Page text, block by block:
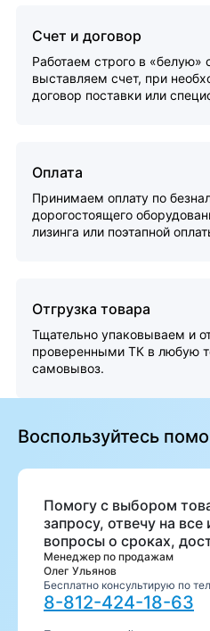
Счет и договор
Работаем строго в
выставляем счет, при
договор поставки или
Оплата
Принимаем оплату по
дорогостоящего
лизинга или поэтапной
Отгрузка товара
Тщательно упаковываем и
проверенными ТК в любую
самовывоз.
Воспользуйтесь
Помогу с выбором
запросу, отвечу на
вопросы о сроках,
Менеджер по продажам
Олег Ульянов
Бесплатно консультирую по
8-812-424-18-63